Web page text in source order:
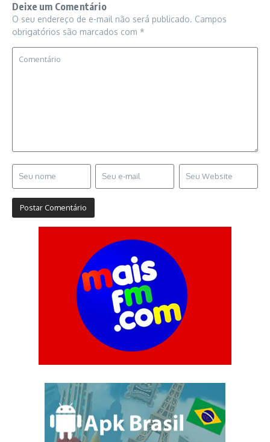
Deixe um Comentário
O seu endereço de e-mail não será publicado. Campos
obrigatórios são marcados com *